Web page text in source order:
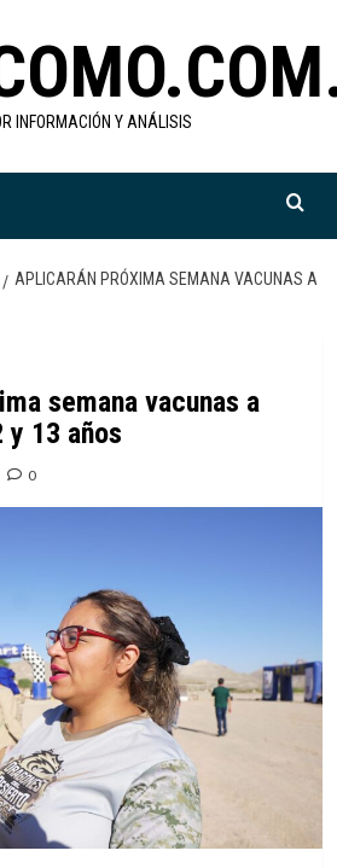
INFORMACIÓN Y ANÁLISIS
APLICARÁN PRÓXIMA SEMANA VACUNAS A
semana vacunas a
y 13 años
0